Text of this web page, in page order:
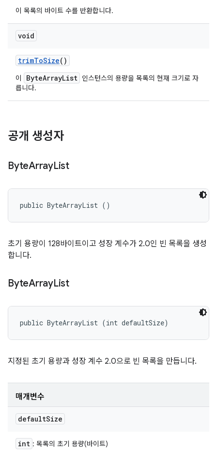
이 목록의 바이트 수를 반환합니다.
void
trimToSize()
이 ByteArrayList 인스턴스의 용량을 목록의 현재 크기로 자
릅니다.
공개 생성자
ByteArrayList
public ByteArrayList ()
초기 용량이 128바이트이고 성장 계수가 2.0인 빈 목록을 생성
합니다.
ByteArrayList
public ByteArrayList (int defaultSize)
지정된 초기 용량과 성장 계수 2.0으로 빈 목록을 만듭니다.
매개변수
defaultSize
int : 목록의 초기 용량(바이트)